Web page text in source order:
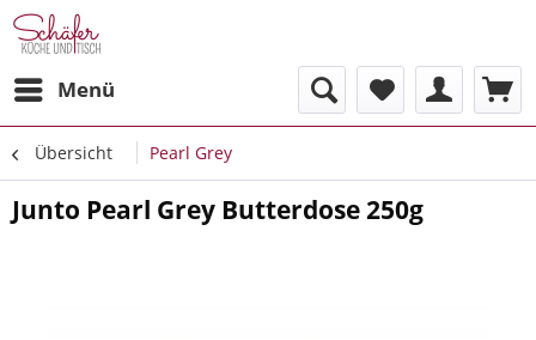
Menü
Übersicht Pearl Grey
Junto Pearl Grey Butterdose 250g